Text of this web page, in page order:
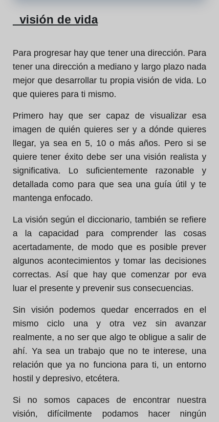
visión de vida
Para progresar hay que tener una dirección. Para
tener una dirección a mediano y largo plazo nada
mejor que desarrollar tu propia visión de vida. Lo
que quieres para ti mismo.
Primero hay que ser capaz de visualizar esa
imagen de quién quieres ser y a dónde quieres
llegar, ya sea en 5, 10 o más años. Pero si se
quiere tener éxito debe ser una visión realista y
significativa. Lo suficientemente razonable y
detallada como para que sea una guía útil y te
mantenga enfocado.
La visión según el diccionario, también se refiere
a la capacidad para comprender las cosas
acertadamente, de modo que es posible prever
algunos acontecimientos y tomar las decisiones
correctas. Así que hay que comenzar por eva
luar el presente y prevenir sus consecuencias.
Sin visión podemos quedar encerrados en el
mismo ciclo una y otra vez sin avanzar
realmente, a no ser que algo te obligue a salir de
ahí. Ya sea un trabajo que no te interese, una
relación que ya no funciona para ti, un entorno
hostil y depresivo, etcétera.
Si no somos capaces de encontrar nuestra
visión, difícilmente podamos hacer ningún